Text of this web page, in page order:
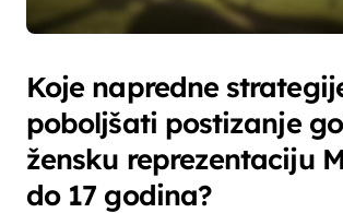
Koje napredne
poboljšati postizanje
žensku reprezentaciju
do 17 godina?